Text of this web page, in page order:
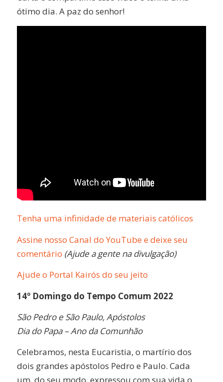
ótimo dia. A paz do senhor!
Tenha uma infinidade de materiais católicos
Assine nosso Canal do YouTube e deixe seu
comentário (Ajude a gente na divulgação)
Ajude o Portal Kairós do seu jeito
14º Domingo do Tempo Comum 2022
São Pedro e São Paulo, Apóstolos
Dia do Papa – Ano da Comunhão
Celebramos, nesta Eucaristia, o martírio dos
dois grandes apóstolos Pedro e Paulo. Cada